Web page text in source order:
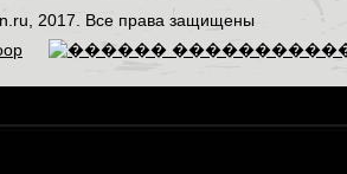
2017. Все права защищены